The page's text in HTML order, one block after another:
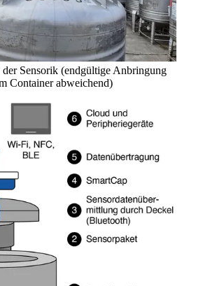
Sensorik (end­gültige Anbringung
Container abweichend)